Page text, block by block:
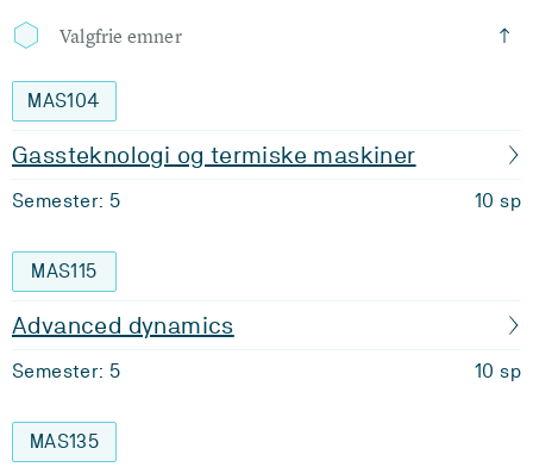
Valgfrie emner
MAS104
Gassteknologi og termiske maskiner
Semester: 5 10 sp
MAS115
Advanced dynamics
Semester: 5 10 sp
MAS135